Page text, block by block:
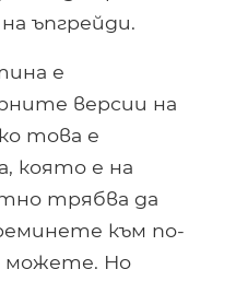
ъпгрейди.
е
версии на
това е
която е на
трябва да
към по-
можете. Но